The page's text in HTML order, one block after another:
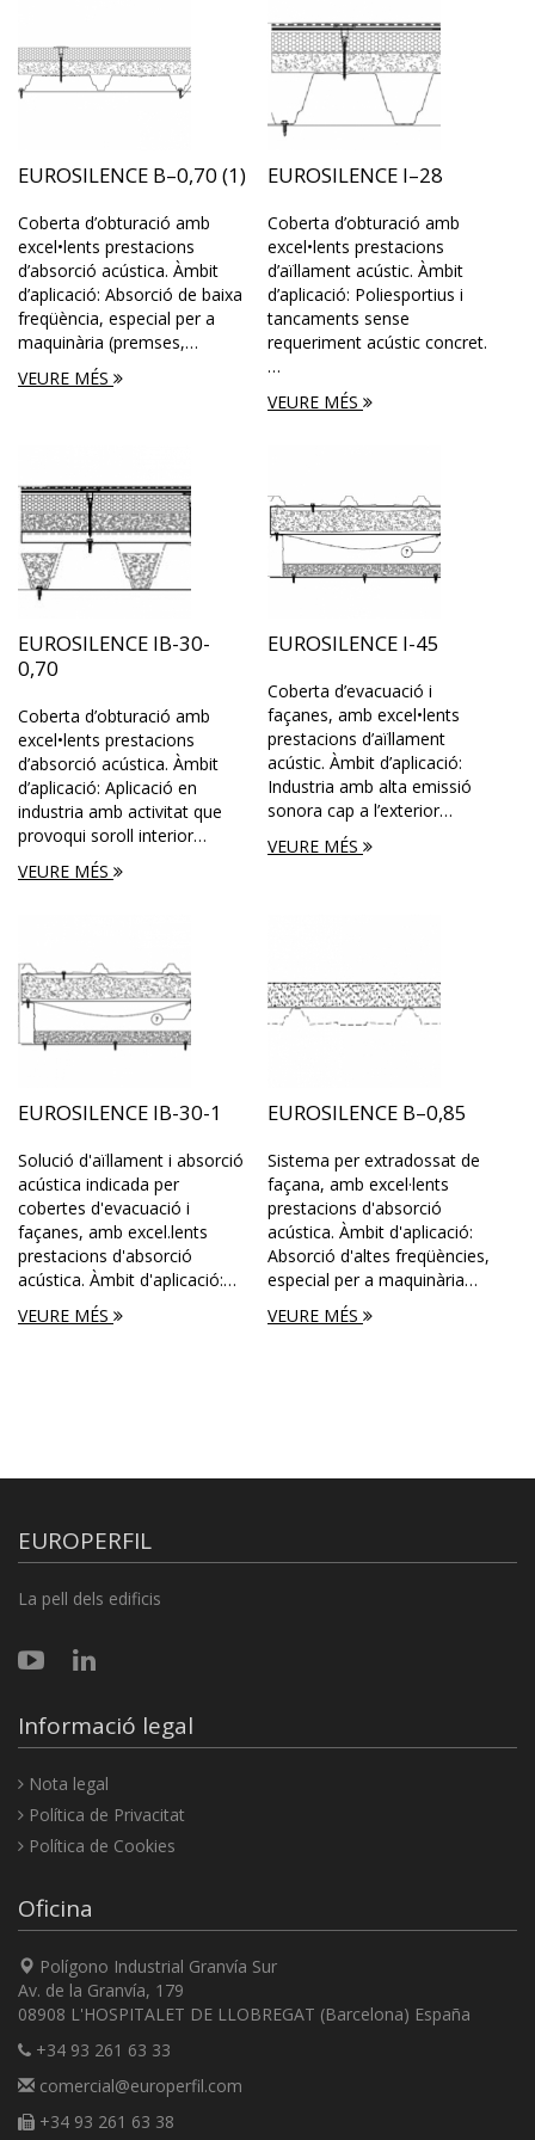
EUROSILENCE B–0,70 (1)
Coberta d’obturació amb
excel•lents prestacions
d’absorció acústica. Àmbit
d’aplicació: Absorció de baixa
freqüència, especial per a
maquinària (premses,…
VEURE MÉS
EUROSILENCE I–28
Coberta d’obturació amb
excel•lents prestacions
d’aïllament acústic. Àmbit
d’aplicació: Poliesportius i
tancaments sense
requeriment acústic concret.
…
VEURE MÉS
EUROSILENCE IB-30-
0,70
Coberta d’obturació amb
excel•lents prestacions
d’absorció acústica. Àmbit
d’aplicació: Aplicació en
industria amb activitat que
provoqui soroll interior…
VEURE MÉS
EUROSILENCE I-45
Coberta d’evacuació i
façanes, amb excel•lents
prestacions d’aïllament
acústic. Àmbit d’aplicació:
Industria amb alta emissió
sonora cap a l’exterior…
VEURE MÉS
EUROSILENCE IB-30-1
Solució d'aïllament i absorció
acústica indicada per
cobertes d'evacuació i
façanes, amb excel.lents
prestacions d'absorció
acústica. Àmbit d'aplicació:…
VEURE MÉS
EUROSILENCE B–0,85
Sistema per extradossat de
façana, amb excel·lents
prestacions d'absorció
acústica. Àmbit d'aplicació:
Absorció d'altes freqüències,
especial per a maquinària…
VEURE MÉS
EUROPERFIL
La pell dels edificis
Informació legal
Nota legal
Política de Privacitat
Política de Cookies
Oficina
Polígono Industrial Granvía Sur
Av. de la Granvía, 179
08908 L'HOSPITALET DE LLOBREGAT (Barcelona) España
+34 93 261 63 33
comercial@europerfil.com
+34 93 261 63 38